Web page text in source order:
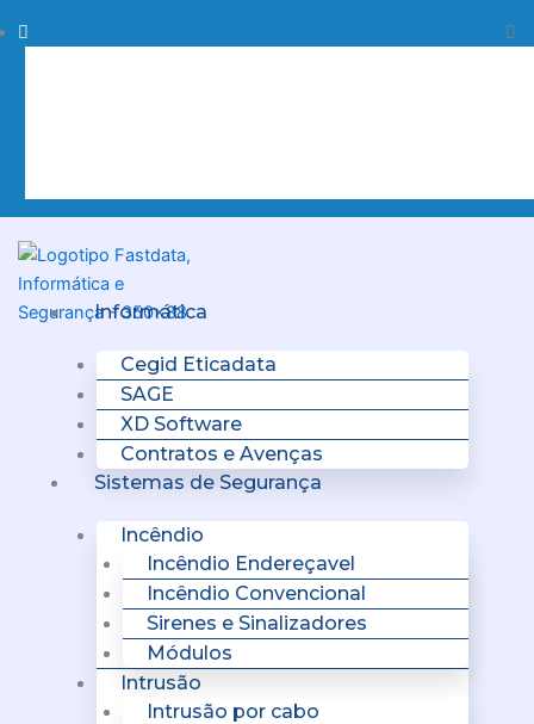
to
Procurar
Informática
Cegid Eticadata
SAGE
XD Software
Contratos e Avenças
Sistemas de Segurança
Incêndio
Incêndio Endereçavel
Incêndio Convencional
Sirenes e Sinalizadores
Módulos
Intrusão
Intrusão por cabo
Menu